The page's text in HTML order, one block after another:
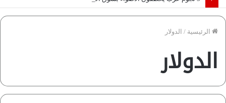
الرئيسية / الدولار
الدولار